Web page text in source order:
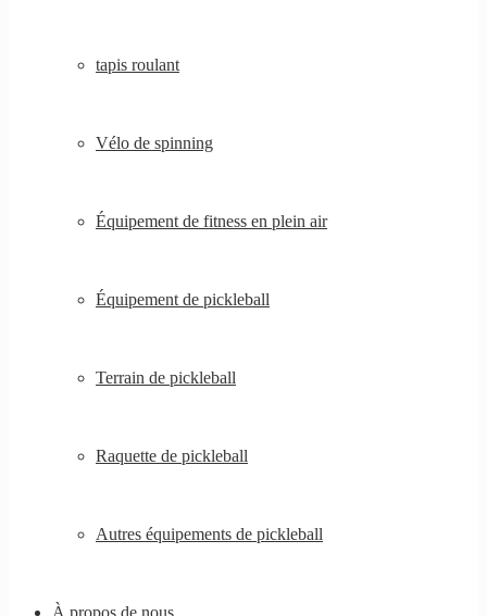
tapis roulant
Vélo de spinning
Équipement de fitness en plein air
Équipement de pickleball
Terrain de pickleball
Raquette de pickleball
Autres équipements de pickleball
À propos de nous